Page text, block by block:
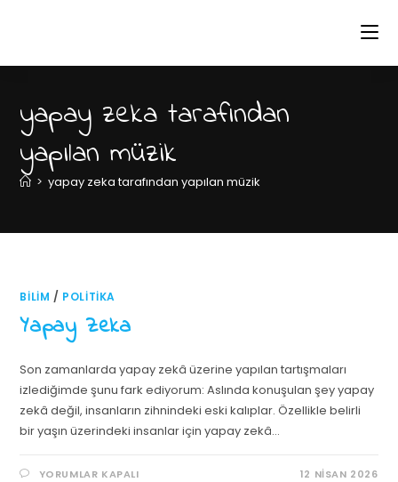
yapay zeka tarafından
yapılan müzik
> yapay zeka tarafından yapılan müzik
BILIM / POLITIKA
Yapay Zeka
Son zamanlarda yapay zekâ üzerine yapılan tartışmaları
izlediğimde şunu fark ediyorum: Aslında konuşulan şey yapay
zekâ değil, insanların zihnindeki eski kalıplar. Özellikle belirli
bir yaşın üzerindeki insanlar için yapay zekâ…
YORUMLAR KAPALI 12 NISAN 2026